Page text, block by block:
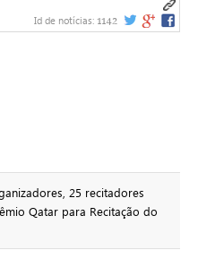
Id de notícias: 1142
25 recitadores
Qatar para Recitação do